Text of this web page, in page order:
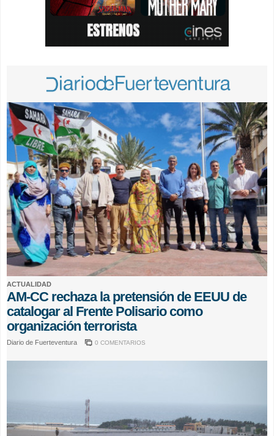
ACTUALIDAD
AM-CC rechaza la pretensión de EEUU de
catalogar al Frente Polisario como
organización terrorista
Diario de Fuerteventura 0 COMENTARIOS